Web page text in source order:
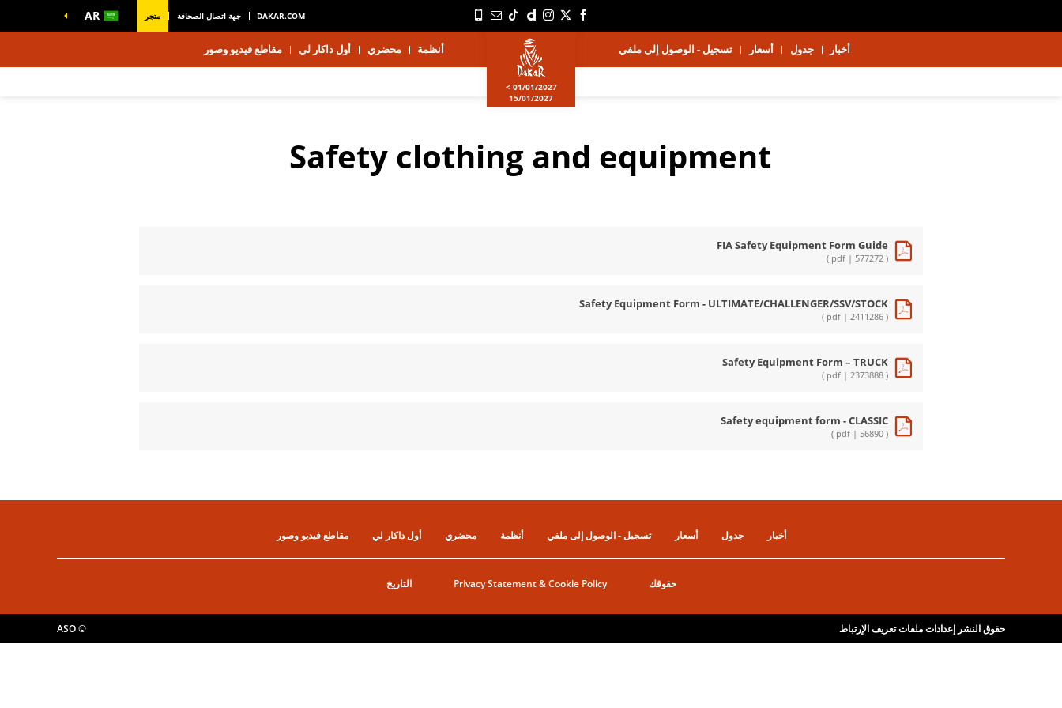
DAKAR.COM جهة اتصال الصحافة متجر AR
أخبار جدول أسعار تسجيل - الوصول إلى ملفي
01/01/2027 >
15/01/2027
أنظمة محضري أول داكار لي مقاطع فيديو وصور
Safety clothing and equipment
FIA Safety Equipment Form Guide
( pdf | 577272 )
Safety Equipment Form - ULTIMATE/CHALLENGER/SSV/STOCK
( pdf | 2411286 )
Safety Equipment Form – TRUCK
( pdf | 2373888 )
Safety equipment form - CLASSIC
( pdf | 56890 )
أخبار جدول أسعار تسجيل - الوصول إلى ملفي أنظمة محضري أول داكار لي مقاطع فيديو وصور
حقوقك Privacy Statement & Cookie Policy التاريخ
حقوق النشر إعدادات ملفات تعريف الإرتباط © ASO